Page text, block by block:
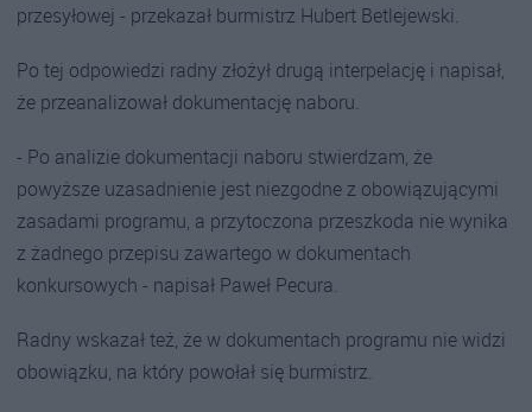
przesyłowej - przekazał burmistrz Hubert Betlejewski.
Po tej odpowiedzi radny złożył drugą interpelację i napisał,
że przeanalizował dokumentację naboru.
- Po analizie dokumentacji naboru stwierdzam, że
powyższe uzasadnienie jest niezgodne z obowiązującymi
zasadami programu, a przytoczona przeszkoda nie wynika
z żadnego przepisu zawartego w dokumentach
konkursowych - napisał Paweł Pecura.
Radny wskazał też, że w dokumentach programu nie widzi
obowiązku, na który powołał się burmistrz.